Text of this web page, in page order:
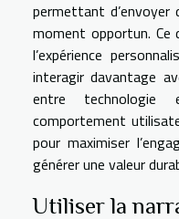
permettant d’envoyer
moment opportun.
l’expérience
interagir davantage
entre technologie
comportement
pour maximiser
générer une valeur
Utiliser la